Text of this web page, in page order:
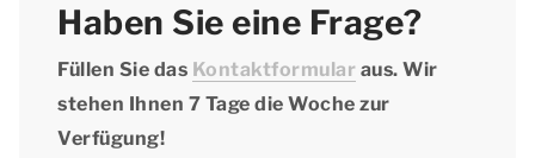
Haben Sie eine Frage?
Füllen Sie das Kontaktformular aus. Wir
stehen Ihnen 7 Tage die Woche zur
Verfügung!